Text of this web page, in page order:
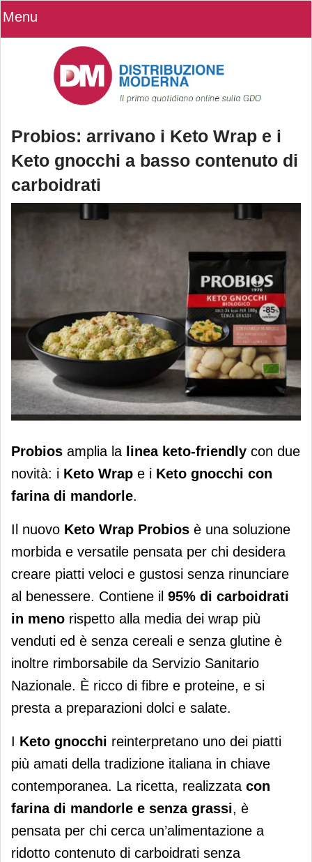
Menu
Probios: arrivano i Keto Wrap e i
Keto gnocchi a basso contenuto di
carboidrati
Probios: arrivano i Keto Wrap e i Keto
gnocchi a basso contenuto di
carboidrati
Probios amplia la linea keto-friendly con due
novità: i Keto Wrap e i Keto gnocchi con
farina di mandorle.
Il nuovo Keto Wrap Probios è una soluzione
morbida e versatile pensata per chi desidera
creare piatti veloci e gustosi senza rinunciare
al benessere. Contiene il 95% di carboidrati
in meno rispetto alla media dei wrap più
venduti ed è senza cereali e senza glutine è
inoltre rimborsabile da Servizio Sanitario
Nazionale. È ricco di fibre e proteine, e si
presta a preparazioni dolci e salate.
I Keto gnocchi reinterpretano uno dei piatti
più amati della tradizione italiana in chiave
contemporanea. La ricetta, realizzata con
farina di mandorle e senza grassi, è
pensata per chi cerca un’alimentazione a
ridotto contenuto di carboidrati senza